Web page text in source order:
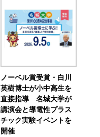
ノーベル賞受賞・白川
英樹博士が小中高生を
直接指導 名城大学が
講演会と導電性プラス
チック実験イベントを
開催